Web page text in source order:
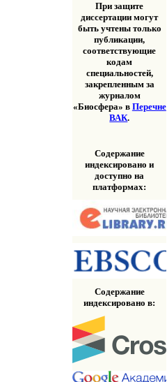
При защите
диссертации могут
быть учтены только
публикации,
соответствующие
кодам
специальностей,
закрепленным за
журналом
«Биосфера» в Перечне
ВАК.
Содержание
индексировано и
доступно на
платформах:
Содержание
индексировано в: